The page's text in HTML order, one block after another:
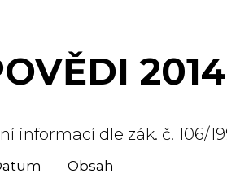
2014
informací dle zák. č. 106/
Obsah